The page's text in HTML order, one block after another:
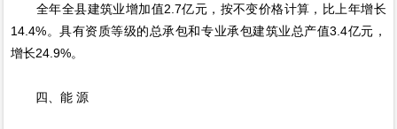
全年全县建筑业增加值2.7亿元，按不变价格计算，比上年增长
14.4%。具有资质等级的总承包和专业承包建筑业总产值3.4亿元，
增长24.9%。
四、能 源